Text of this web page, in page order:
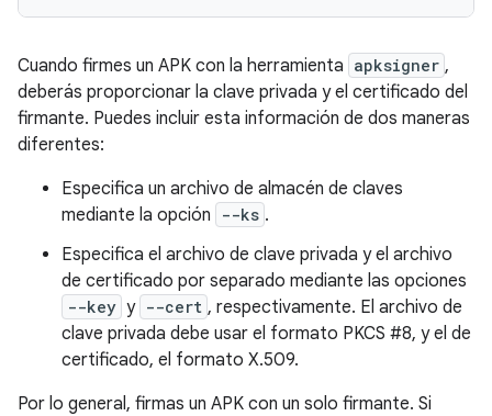
Cuando firmes un APK con la herramienta apksigner ,
deberás proporcionar la clave privada y el certificado del
firmante. Puedes incluir esta información de dos maneras
diferentes:
Especifica un archivo de almacén de claves
mediante la opción
--ks .
Especifica el archivo de clave privada y el archivo
de certificado por separado mediante las opciones
--key y --cert , respectivamente. El archivo de
clave privada debe usar el formato PKCS #8, y el de
certificado, el formato X.509.
Por lo general, firmas un APK con un solo firmante. Si